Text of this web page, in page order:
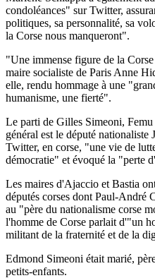
condoléances" sur Twitter,
politiques, sa personnalité, sa
la Corse nous manqueront".
"Une immense figure de la
maire socialiste de Paris Anne
elle, rendu hommage à une
humanisme, une fierté".
Le parti de Gilles Simeoni,
général est le député
Twitter, en corse, "une vie de
démocratie" et évoqué la "perte
Les maires d'Ajaccio et Bastia
députés corses dont Paul-André
au "père du nationalisme corse
l'homme de Corse parlait d'"un
militant de la fraternité et de la
Edmond Simeoni était marié,
petits-enfants.